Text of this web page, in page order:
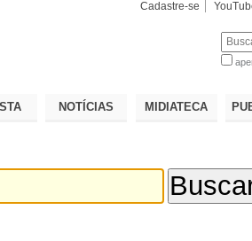
Cadastre-se
NOTÍCIAS MIDIATECA